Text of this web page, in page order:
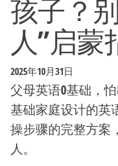
孩子？
人”启
2025年10月31日
父母英语0基础，
基础家庭设计的英
操步骤的完整方案
人。